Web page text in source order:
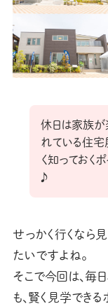
休日は家族が
れている住
く知っておく
♪
せっかく行くなら
たいですよね。
そこで今回は、毎
も、賢く見学できる